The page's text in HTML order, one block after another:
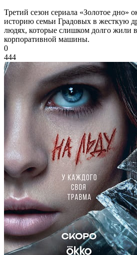
Третий сезон сериала «Золотое дно»
историю семьи Градовых в жесткую
людях, которые слишком долго жили
корпоративной машины.
0
444